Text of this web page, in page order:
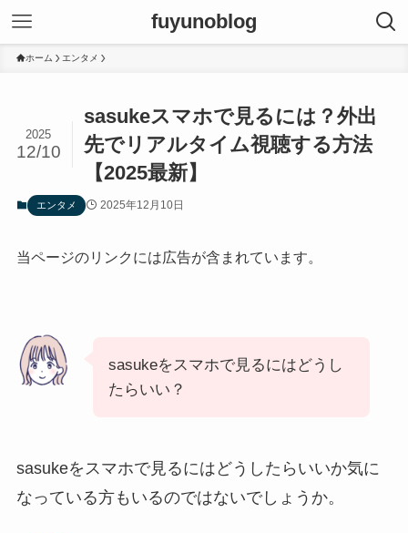
fuyunoblog
ホーム エンタメ
sasukeスマホで見るには？外出
先でリアルタイム視聴する方法
【2025最新】
2025
12/10
エンタメ 2025年12月10日
当ページのリンクには広告が含まれています。
sasukeをスマホで見るにはどうし
たらいい？
sasukeをスマホで見るにはどうしたらいいか気に
なっている方もいるのではないでしょうか。